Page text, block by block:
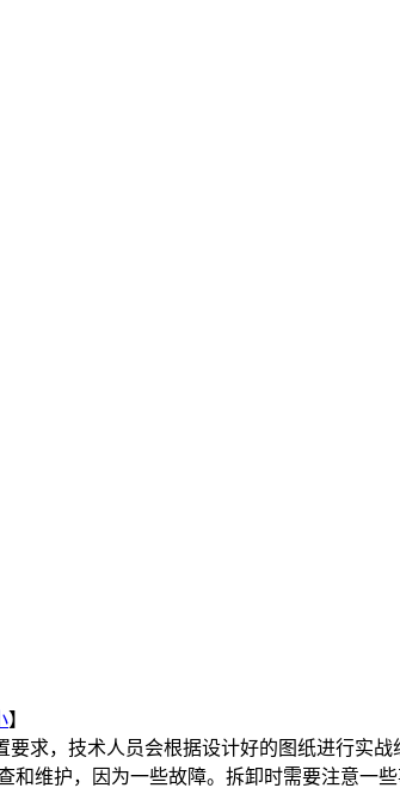
】
求，技术人员会根据设计好的图纸进行实
维护，因为一些故障。拆卸时需要注意一些